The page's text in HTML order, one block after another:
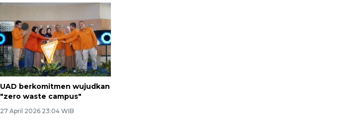
UAD berkomitmen wujudkan
"zero waste campus"
27 April 2026 23:04 WIB